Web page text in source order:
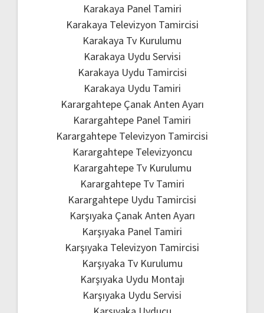
Karakaya Panel Tamiri
Karakaya Televizyon Tamircisi
Karakaya Tv Kurulumu
Karakaya Uydu Servisi
Karakaya Uydu Tamircisi
Karakaya Uydu Tamiri
Karargahtepe Çanak Anten Ayarı
Karargahtepe Panel Tamiri
Karargahtepe Televizyon Tamircisi
Karargahtepe Televizyoncu
Karargahtepe Tv Kurulumu
Karargahtepe Tv Tamiri
Karargahtepe Uydu Tamircisi
Karşıyaka Çanak Anten Ayarı
Karşıyaka Panel Tamiri
Karşıyaka Televizyon Tamircisi
Karşıyaka Tv Kurulumu
Karşıyaka Uydu Montajı
Karşıyaka Uydu Servisi